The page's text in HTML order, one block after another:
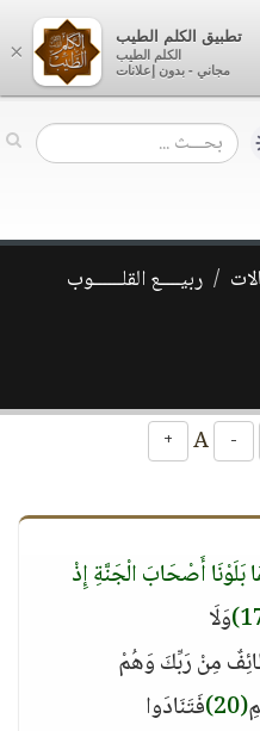
ربيــــع القلــــــوب
-
+
بَلَوْنَا أَصْحَابَ الْجَنَّةِ إِذْ
وَلَا
مِنْ رَبِّكَ وَهُمْ
(20)
فَتَنَادَوا
×
تطبيق الكلم الطيب
الكلم الطيب
مجاني - بدون إعلانات